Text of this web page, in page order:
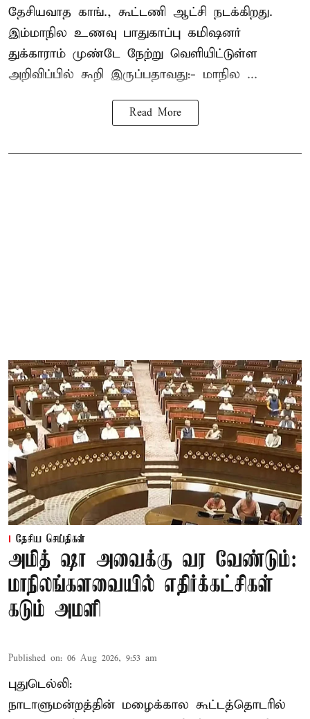
தேசியவாத காங்., கூட்டணி ஆட்சி நடக்கிறது.
இம்மாநில உணவு பாதுகாப்பு கமிஷனர்
துக்காராம் முண்டே நேற்று வெளியிட்டுள்ள
அறிவிப்பில் கூறி இருப்பதாவது:- மாநில ...
Read More
தேசிய செய்திகள்
அமித் ஷா அவைக்கு வர வேண்டும்:
மாநிலங்களவையில் எதிர்க்கட்சிகள்
கடும் அமளி
Published on: 06 Aug 2026, 9:53 am
புதுடெல்லி:
நாடாளுமன்றத்தின் மழைக்கால கூட்டத்தொடரில்